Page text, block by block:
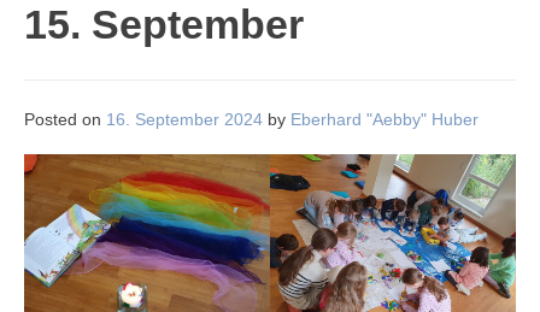
15. September
Posted on 16. September 2024 by Eberhard "Aebby" Huber